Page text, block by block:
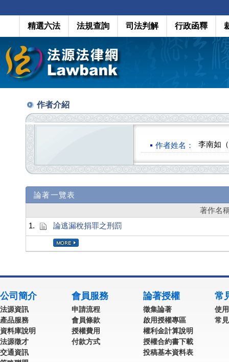
精選六法 法規查詢 司法判解 行政函釋
作者介紹
作者姓名： 李南如
論著一覽表
著作名
1.
論逃漏稅捐罪之刑罰
公司簡介
法源資訊
產品服務
資料庫說明
法源徵才
交通資訊
會員服務
申請流程
會員條款
授權費用
付款方式
論著授權
徵集論著
啟用授權專區
權利金計算說明
授權合約書下載
投稿基本資料表
常
使
常